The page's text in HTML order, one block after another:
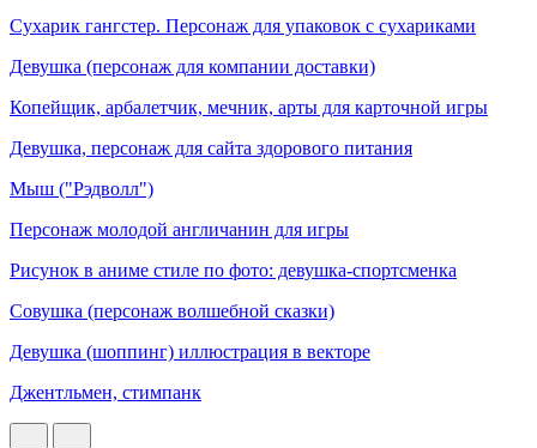
Сухарик гангстер. Персонаж для упаковок с сухариками
Девушка (персонаж для компании доставки)
Копейщик, арбалетчик, мечник, арты для карточной игры
Девушка, персонаж для сайта здорового питания
Мыш ("Рэдволл")
Персонаж молодой англичанин для игры
Рисунок в аниме стиле по фото: девушка-спортсменка
Совушка (персонаж волшебной сказки)
Девушка (шоппинг) иллюстрация в векторе
Джентльмен, стимпанк